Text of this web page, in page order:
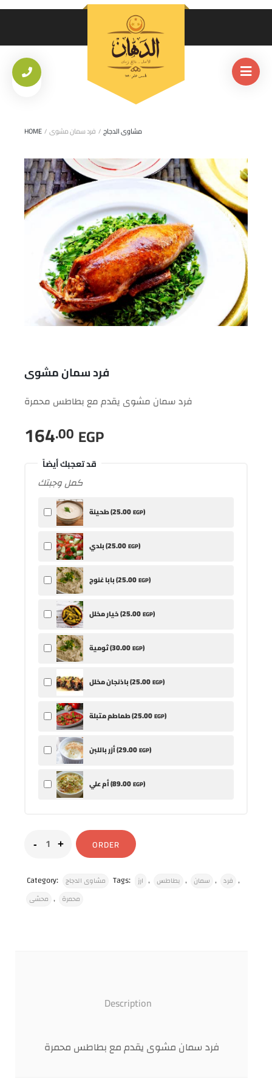
HOME / مشاوى الدجاج / فرد سمان مشوى
فرد سمان مشوى
فرد سمان مشوى يقدم مع بطاطس محمرة
164.00 EGP
قد تعجبك أيضاً
كمل وجبتك
طحينة (25.00EGP)
بلدي (25.00EGP)
بابا غنوج (25.00EGP)
خيار مخلل (25.00EGP)
ثومية (30.00EGP)
باذنجان مخلل (25.00EGP)
طماطم متبلة (25.00EGP)
أزر باللبن (29.00EGP)
أم علي (89.00EGP)
ORDER
Category: مشاوى الدجاج Tags: ارز , بطاطس , سمان , فرد ,
محشى , محمرة
Description
فرد سمان مشوى يقدم مع بطاطس محمرة